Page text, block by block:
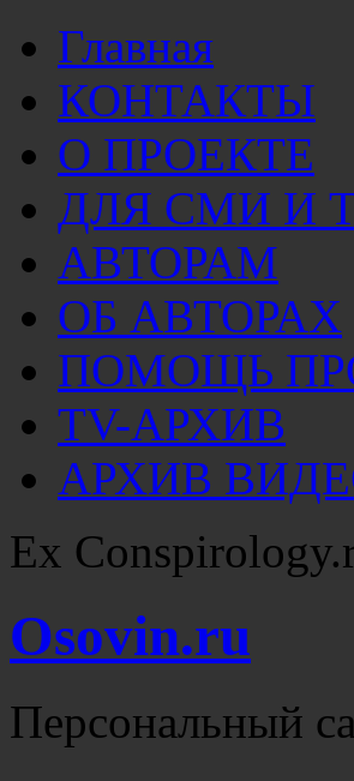
Главная
КОНТАКТЫ
О ПРОЕКТЕ
ДЛЯ СМИ И
АВТОРАМ
ОБ АВТОРАХ
ПОМОЩЬ
TV-АРХИВ
АРХИВ
Ex
Osovin.ru
Персональный